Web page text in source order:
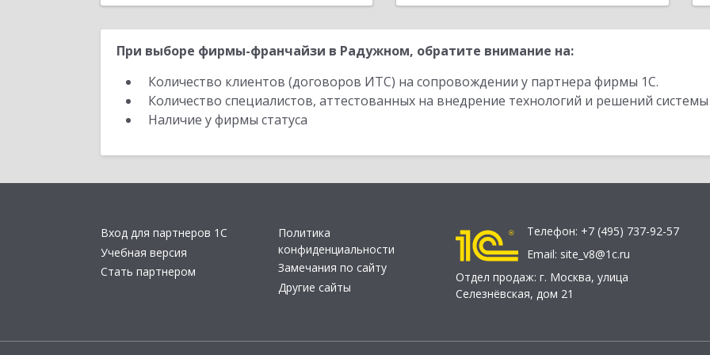
При выборе фирмы-франчайзи в Радужном, обратите внимание на:
Количество клиентов (договоров ИТС) на сопровождении у партнера фирмы 1С.
Количество специалистов, аттестованных на внедрение технологий и решений
Наличие у фирмы статуса
Вход для партнеров 1С
Учебная версия
Стать партнером
Политика
конфиденциальности
Замечания по сайту
Другие сайты
Телефон: +7 (495) 737-92-57
Email: site_v8@1c.ru
Отдел продаж: г. Москва, улица
Селезнёвская, дом 21